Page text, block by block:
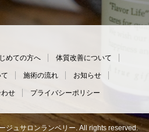
めての方へ 体質改善について
施術の流れ お知らせ
せ プライバシーポリシー
ジュサロンランベリー. All rights reserved.